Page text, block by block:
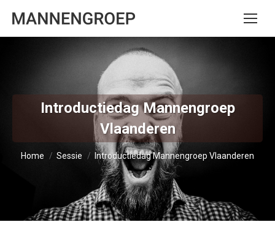
Introductiedag Mannengroep
Vlaanderen
Je bent hier:
Home Sessie Introductiedag Mannengroep Vlaanderen